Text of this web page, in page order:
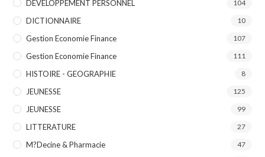
DEVELOPPEMENT PERSONNEL 104
DICTIONNAIRE 10
Gestion Economie Finance 107
Gestion Economie Finance 111
HISTOIRE - GEOGRAPHIE 8
JEUNESSE 125
JEUNESSE 99
LITTERATURE 27
M?decine & Pharmacie 47